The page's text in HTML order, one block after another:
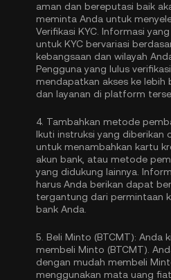
aman dan bereputasi baik
meminta Anda untuk
Verifikasi KYC . Informasi
untuk KYC bervariasi
kebangsaan dan wilayah
Pengguna yang lulus
mendapatkan akses ke lebih
dan layanan di platform
4. Tambahkan metode
Ikuti instruksi yang diberikan
untuk menambahkan kartu
akun bank, atau metode
yang didukung lainnya.
harus Anda berikan dapat
tergantung dari permintaan
bank Anda.
5. Beli Minto (BTCMT): Anda
membeli Minto (BTCMT).
dengan mudah membeli
menggunakan mata uang